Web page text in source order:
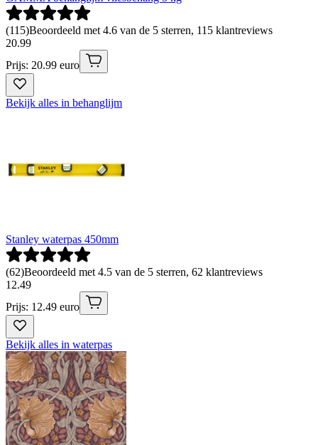
(115)Beoordeeld met 4.6 van de 5 sterren, 115 klantreviews
20.99
Prijs: 20.99 euro
Bekijk alles in behanglijm
Stanley waterpas 450mm
(62)Beoordeeld met 4.5 van de 5 sterren, 62 klantreviews
12.49
Prijs: 12.49 euro
Bekijk alles in waterpas